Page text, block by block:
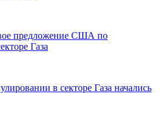
предложение США по
Газа
в секторе Газа начались